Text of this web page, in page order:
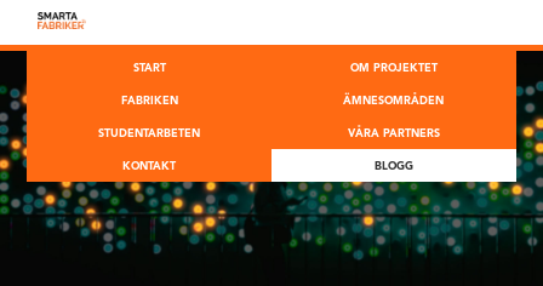
START OM PROJEKTET
FABRIKEN ÄMNESOMRÅDEN
STUDENTARBETEN VÅRA PARTNERS
KONTAKT BLOGG